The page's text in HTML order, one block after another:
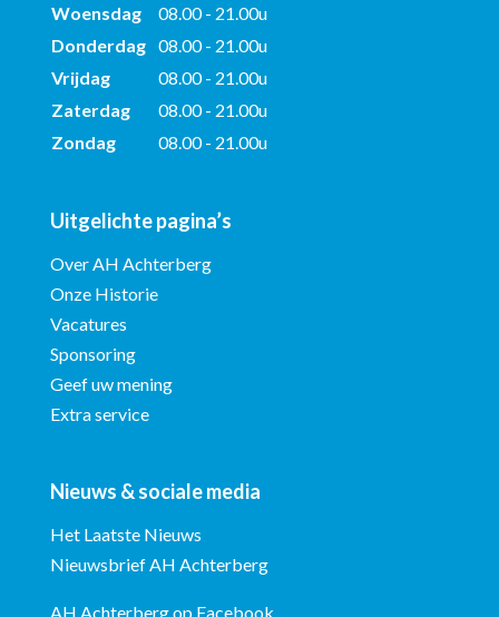
Woensdag
08.00 - 21.00u
Donderdag 08.00 - 21.00u
Vrijdag
08.00 - 21.00u
Zaterdag
08.00 - 21.00u
Zondag
08.00 - 21.00u
Uitgelichte pagina’s
Over AH Achterberg
Onze Historie
Vacatures
Sponsoring
Geef uw mening
Extra service
Nieuws & sociale media
Het Laatste Nieuws
Nieuwsbrief AH Achterberg
AH Achterberg op Facebook